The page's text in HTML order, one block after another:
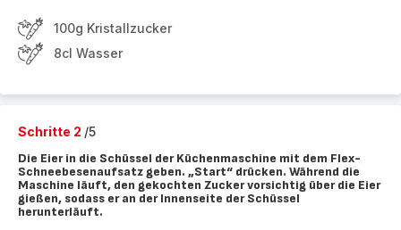
100g Kristallzucker
8cl Wasser
Schritte 2 /5
Die Eier in die Schüssel der Küchenmaschine mit dem Flex-
Schneebesenaufsatz geben. „Start“ drücken. Während die
Maschine läuft, den gekochten Zucker vorsichtig über die Eier
gießen, sodass er an der Innenseite der Schüssel
herunterläuft.